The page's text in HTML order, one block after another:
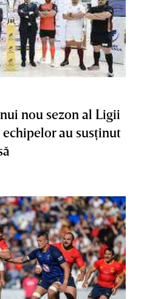
nou sezon al Ligii
au susţinut